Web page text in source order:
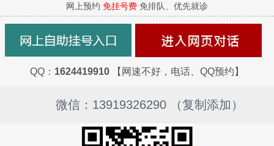
网上预约 免挂号费 免排队、优先就诊
QQ： 1624419910 【网速不好，电话、QQ预约】
微信：13919326290 （复制添加）